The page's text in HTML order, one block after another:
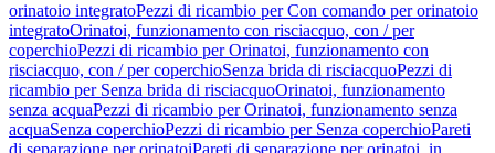
orinatoio integratoPezzi di ricambio per Con comando per orinatoio
integratoOrinatoi, funzionamento con risciacquo, con / per
coperchioPezzi di ricambio per Orinatoi, funzionamento con
risciacquo, con / per coperchioSenza brida di risciacquoPezzi di
ricambio per Senza brida di risciacquoOrinatoi, funzionamento
senza acquaPezzi di ricambio per Orinatoi, funzionamento senza
acquaSenza coperchioPezzi di ricambio per Senza coperchioPareti
di separazione per orinatoiPareti di separazione per orinatoi, in